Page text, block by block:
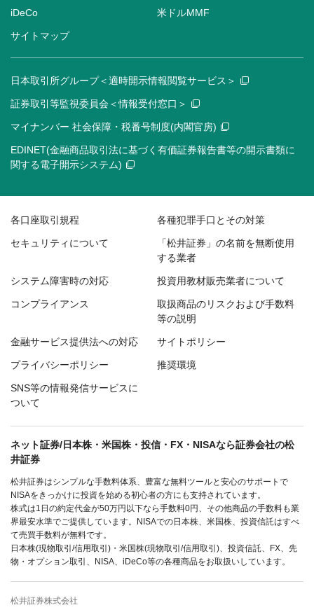
iDeCo 米ドルMMF
サイトマップ
日本取引所グループ＜適時開示情報閲覧サービス＞
証券取引等監視委員会＜情報受付窓口＞
マイナンバー 社会保障・税番号制度(内閣官房)
EDINET(金融商品取引法に基づく有価証券報告書等の開示書類に
関する電子開示システム)
各口座取引規程 各種犯罪手口とその対策
セキュリティについて
「松井証券」の名前を無断使用
する業者
システム障害時の対応 投資用教材販売業者について
コンプライアンス
取扱商品のリスクおよび手数料
等の説明
金融サービス提供法への対応 サイトポリシー
プライバシーポリシー 推奨環境
SNS等の情報発信サービスに
ついて
ネット証券/日本株・米国株・投信・FX・NISAなら証券会社の松
井証券
松井証券はシンプルな手数料体系、豊富な無料ツールと安心のサポートで
NISAをきっかけに投資を始める初心者の方にも支持されています。
株式は1日の約定代金が50万円以下なら手数料0円、その他商品の手数料も業
界最安水準でご提供しています。NISAでの日本株、米国株、投資信託はすべ
て売買手数料が無料です。
日本株(現物取引/信用取引)・米国株(現物取引/信用取引)、投資信託、FX、先
物・オプション取引、NISA、iDeCo等の各種商品をお取扱いしています。
松井証券株式会社